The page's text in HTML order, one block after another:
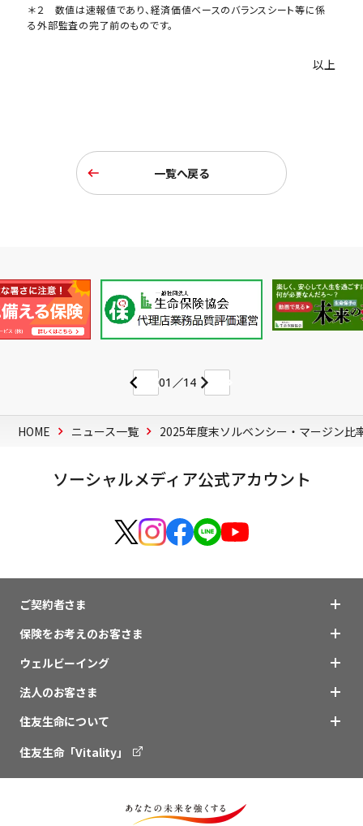
＊２ 数値は速報値であり、経済価値ベースのバランスシート等に係
る外部監査の完了前のものです。
以上
一覧へ戻る
01 14
HOME ニュース一覧 2025年度末ソルベンシー・マージン比
ソーシャルメディア公式アカウント
ご契約者さま
保険をお考えのお客さま
ウェルビーイング
法人のお客さま
住友生命について
住友生命「Vitality」